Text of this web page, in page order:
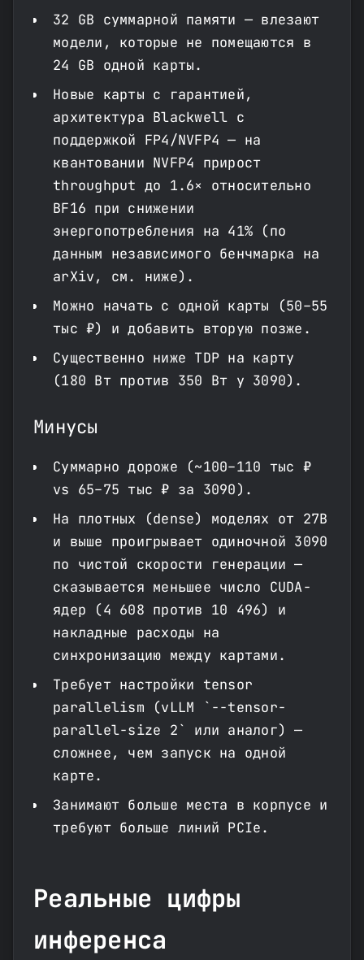
32 GB суммарной памяти — влезают
модели, которые не помещаются в
24 GB одной карты.
Новые карты с гарантией,
архитектура Blackwell с
поддержкой FP4/NVFP4 — на
квантовании NVFP4 прирост
throughput до 1.6× относительно
BF16 при снижении
энергопотребления на 41% (по
данным независимого бенчмарка на
arXiv, см. ниже).
Можно начать с одной карты (50–55
тыс ₽) и добавить вторую позже.
Существенно ниже TDP на карту
(180 Вт против 350 Вт у 3090).
Минусы
Суммарно дороже (~100–110 тыс ₽
vs 65–75 тыс ₽ за 3090).
На плотных (dense) моделях от 27B
и выше проигрывает одиночной 3090
по чистой скорости генерации —
сказывается меньшее число CUDA-
ядер (4 608 против 10 496) и
накладные расходы на
синхронизацию между картами.
Требует настройки tensor
parallelism (vLLM `--tensor-
parallel-size 2` или аналог) —
сложнее, чем запуск на одной
карте.
Занимают больше места в корпусе и
требуют больше линий PCIe.
Реальные цифры
инференса